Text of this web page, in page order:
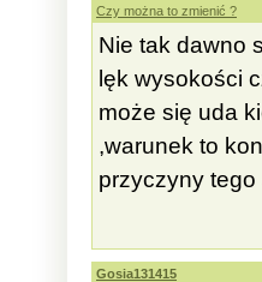
Czy można to zmienić ?
Nie tak dawno
lęk wysokości
może się uda
,warunek to
przyczyny tego
Gosia131415